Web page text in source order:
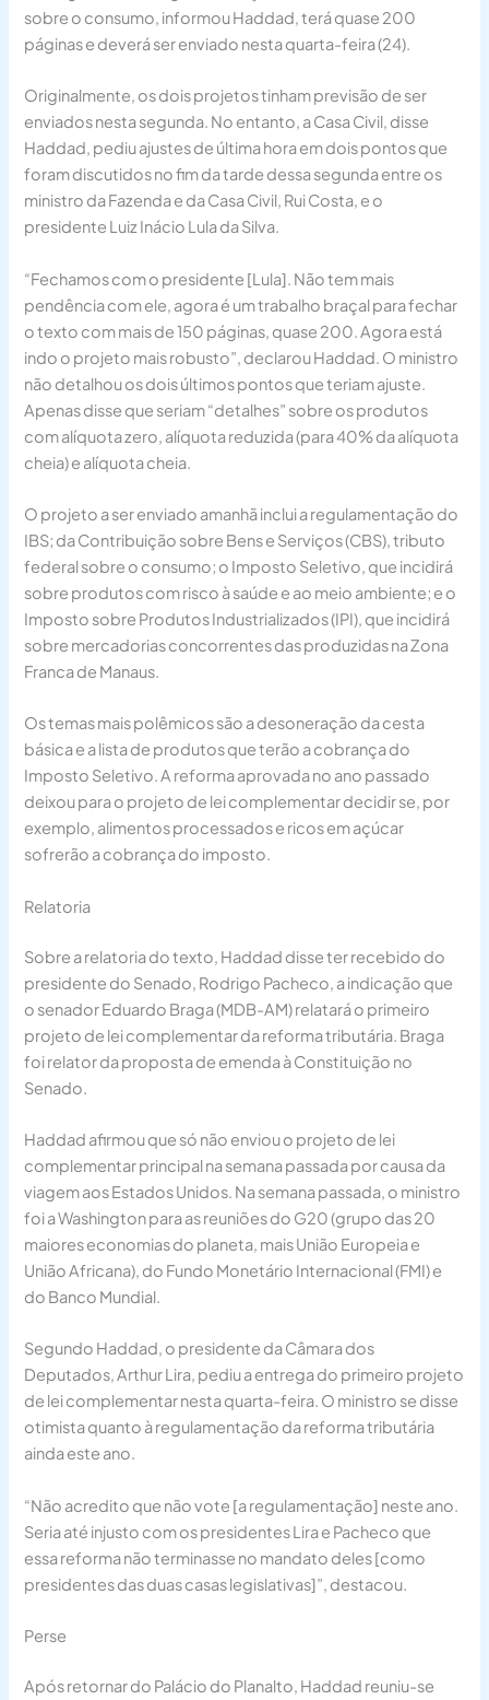
sobre o consumo, informou Haddad, terá quase 200
páginas e deverá ser enviado nesta quarta-feira (24).
Originalmente, os dois projetos tinham previsão de ser
enviados nesta segunda. No entanto, a Casa Civil, disse
Haddad, pediu ajustes de última hora em dois pontos que
foram discutidos no fim da tarde dessa segunda entre os
ministro da Fazenda e da Casa Civil, Rui Costa, e o
presidente Luiz Inácio Lula da Silva.
“Fechamos com o presidente [Lula]. Não tem mais
pendência com ele, agora é um trabalho braçal para fechar
o texto com mais de 150 páginas, quase 200. Agora está
indo o projeto mais robusto”, declarou Haddad. O ministro
não detalhou os dois últimos pontos que teriam ajuste.
Apenas disse que seriam “detalhes” sobre os produtos
com alíquota zero, alíquota reduzida (para 40% da alíquota
cheia) e alíquota cheia.
O projeto a ser enviado amanhã inclui a regulamentação do
IBS; da Contribuição sobre Bens e Serviços (CBS), tributo
federal sobre o consumo; o Imposto Seletivo, que incidirá
sobre produtos com risco à saúde e ao meio ambiente; e o
Imposto sobre Produtos Industrializados (IPI), que incidirá
sobre mercadorias concorrentes das produzidas na Zona
Franca de Manaus.
Os temas mais polêmicos são a desoneração da cesta
básica e a lista de produtos que terão a cobrança do
Imposto Seletivo. A reforma aprovada no ano passado
deixou para o projeto de lei complementar decidir se, por
exemplo, alimentos processados e ricos em açúcar
sofrerão a cobrança do imposto.
Relatoria
Sobre a relatoria do texto, Haddad disse ter recebido do
presidente do Senado, Rodrigo Pacheco, a indicação que
o senador Eduardo Braga (MDB-AM) relatará o primeiro
projeto de lei complementar da reforma tributária. Braga
foi relator da proposta de emenda à Constituição no
Senado.
Haddad afirmou que só não enviou o projeto de lei
complementar principal na semana passada por causa da
viagem aos Estados Unidos. Na semana passada, o ministro
foi a Washington para as reuniões do G20 (grupo das 20
maiores economias do planeta, mais União Europeia e
União Africana), do Fundo Monetário Internacional (FMI) e
do Banco Mundial.
Segundo Haddad, o presidente da Câmara dos
Deputados, Arthur Lira, pediu a entrega do primeiro projeto
de lei complementar nesta quarta-feira. O ministro se disse
otimista quanto à regulamentação da reforma tributária
ainda este ano.
“Não acredito que não vote [a regulamentação] neste ano.
Seria até injusto com os presidentes Lira e Pacheco que
essa reforma não terminasse no mandato deles [como
presidentes das duas casas legislativas]”, destacou.
Perse
Após retornar do Palácio do Planalto, Haddad reuniu-se